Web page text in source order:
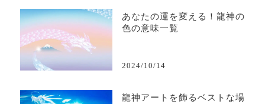
あなたの運を変える！龍神の
色の意味一覧
2024/10/14
龍神アートを飾るベストな場